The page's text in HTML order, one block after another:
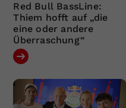
Red Bull BassLine:
Thiem hofft auf „die
eine oder andere
Überraschung“